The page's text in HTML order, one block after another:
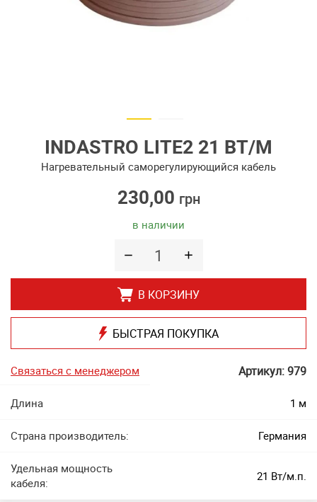
INDASTRO LITE2 21 ВТ/М
Нагревательный саморегулирующийся кабель
230,00 грн
в наличии
В КОРЗИНУ
БЫСТРАЯ ПОКУПКА
Связаться с менеджером Артикул: 979
Длина 1 м
Страна производитель: Германия
Удельная мощность
кабеля:
21 Вт/м.п.